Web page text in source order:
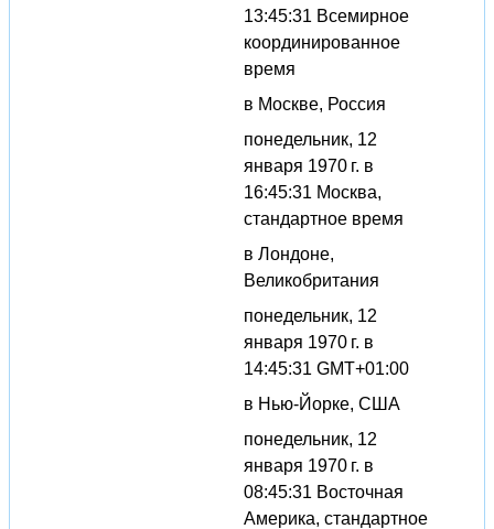
13:45:31 Всемирное
координированное
время
в Москве, Россия
понедельник, 12
января 1970 г. в
16:45:31 Москва,
стандартное время
в Лондоне,
Великобритания
понедельник, 12
января 1970 г. в
14:45:31 GMT+01:00
в Нью-Йорке, США
понедельник, 12
января 1970 г. в
08:45:31 Восточная
Америка, стандартное